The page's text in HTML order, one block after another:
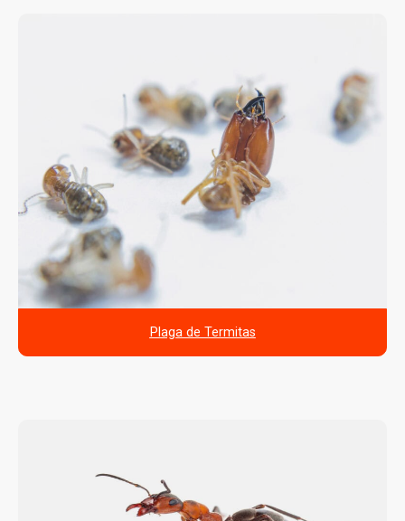
Plaga de Termitas